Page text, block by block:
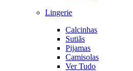
Lingerie
Calcinhas
Sutiãs
Pijamas
Camisolas
Ver Tudo